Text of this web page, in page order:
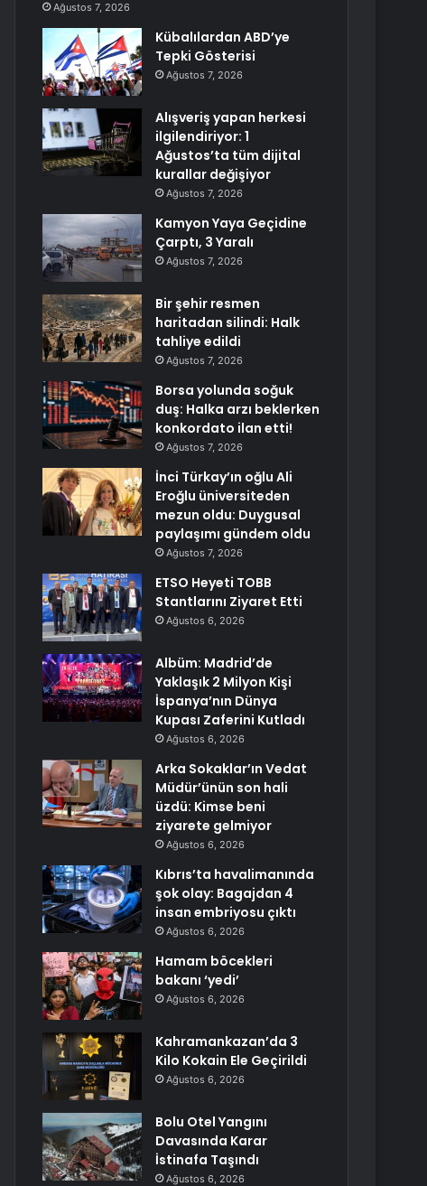
Ağustos 7, 2026
Kübalılardan ABD’ye
Tepki Gösterisi
Ağustos 7, 2026
Alışveriş yapan herkesi
ilgilendiriyor: 1
Ağustos’ta tüm dijital
kurallar değişiyor
Ağustos 7, 2026
Kamyon Yaya Geçidine
Çarptı, 3 Yaralı
Ağustos 7, 2026
Bir şehir resmen
haritadan silindi: Halk
tahliye edildi
Ağustos 7, 2026
Borsa yolunda soğuk
duş: Halka arzı beklerken
konkordato ilan etti!
Ağustos 7, 2026
İnci Türkay’ın oğlu Ali
Eroğlu üniversiteden
mezun oldu: Duygusal
paylaşımı gündem oldu
Ağustos 7, 2026
ETSO Heyeti TOBB
Stantlarını Ziyaret Etti
Ağustos 6, 2026
Albüm: Madrid’de
Yaklaşık 2 Milyon Kişi
İspanya’nın Dünya
Kupası Zaferini Kutladı
Ağustos 6, 2026
Arka Sokaklar’ın Vedat
Müdür’ünün son hali
üzdü: Kimse beni
ziyarete gelmiyor
Ağustos 6, 2026
Kıbrıs’ta havalimanında
şok olay: Bagajdan 4
insan embriyosu çıktı
Ağustos 6, 2026
Hamam böcekleri
bakanı ‘yedi’
Ağustos 6, 2026
Kahramankazan’da 3
Kilo Kokain Ele Geçirildi
Ağustos 6, 2026
Bolu Otel Yangını
Davasında Karar
İstinafa Taşındı
Ağustos 6, 2026